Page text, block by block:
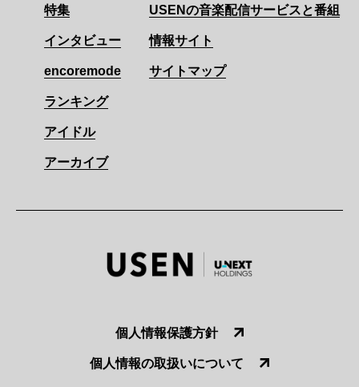
特集
インタビュー
encoremode
ランキング
アイドル
アーカイブ
USENの音楽配信サービスと番組
情報サイト
サイトマップ
個人情報保護方針
個人情報の取扱いについて